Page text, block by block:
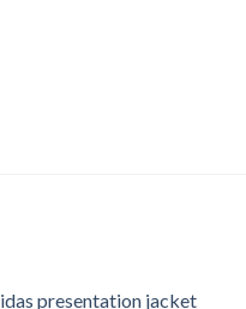
presentation jacket